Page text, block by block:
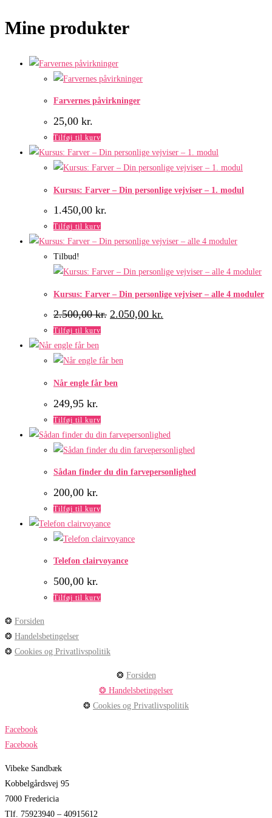
Skip
Mine produkter
Farvernes påvirkninger
25,00 kr.
Tilføj til kurv
Kursus: Farver – Din personlige vejviser – 1. modul
1.450,00 kr.
Tilføj til kurv
Tilbud!
Kursus: Farver – Din personlige vejviser – alle 4 moduler
2.500,00kr. Den
oprindelige
2.500,00 kr..
2.050,00 kr.
Tilføj til kurv
Når engle får ben
249,95 kr.
Tilføj til kurv
Sådan finder du din farvepersonlighed
200,00 kr.
Tilføj til kurv
Telefon clairvoyance
500,00 kr.
Tilføj til kurv
❂ Forsiden
❂ Handelsbetingelser
❂ Cookies og Privatlivspolitik
❂ Forsiden
❂ Handelsbetingelser
❂ Cookies og Privatlivspolitik
Facebook
Facebook
Vibeke Sandbæk
Kobbelgårdsvej 95
7000 Fredericia
Tlf. 75923940 – 40915612